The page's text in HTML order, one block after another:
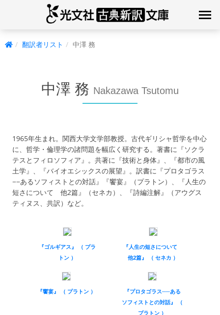
翻訳者リスト 中澤 務
中澤 務 Nakazawa Tsutomu
1965年生まれ。関西大学文学部教授。古代ギリシャ哲学を中心
に、哲学・倫理学の諸問題を幅広く研究する。著書に『ソクラ
テスとフィロソフィア』。共著に『技術と身体』、『都市の風
土学』、『バイオエシックスの展望』。訳書に『プロタゴラス
−−あるソフィストとの対話』『饗宴』（プラトン）、『人生の
短さについて 他2篇』（セネカ）、『詩編注解』（アウグス
ティヌス、共訳）など。
『ゴルギアス』 （ プラ
トン ）
『人生の短さについて
他2篇』 （ セネカ ）
『饗宴』 （ プラトン ）
『プロタゴラス──ある
ソフィストとの対話』 （
プラトン ）